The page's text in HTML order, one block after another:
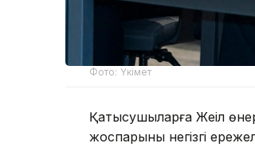
Фото: Үкімет
Қатысушыларға Жеңіл
жоспарының негізгі